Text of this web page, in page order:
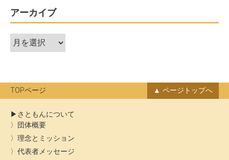
ー
シ
ョ
アーカイブ
ア
ー
ブ
TOPページ ページトップへ
さともんについて
団体概要
理念とミッション
代表者メッセージ